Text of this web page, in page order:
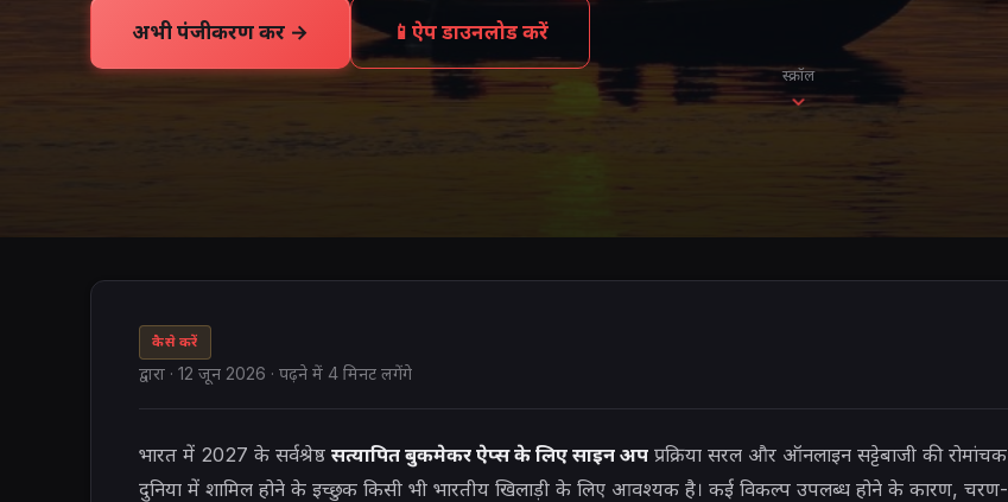
अभी पंजीकरण करें → 📱 ऐप डाउनलोड करें
स्क्रॉल
कैसे करें
द्वारा · 12 जून 2026 · पढ़ने में 4 मिनट लगेंगे
भारत में 2027 के सर्वश्रेष्ठ सत्यापित बुकमेकर ऐप्स के लिए साइन अप प्रक्रिया सरल और ऑनलाइन सट्टेबाजी की रोमांचक
दुनिया में शामिल होने के इच्छुक किसी भी भारतीय खिलाड़ी के लिए आवश्यक है। कई विकल्प उपलब्ध होने के कारण, चरण-